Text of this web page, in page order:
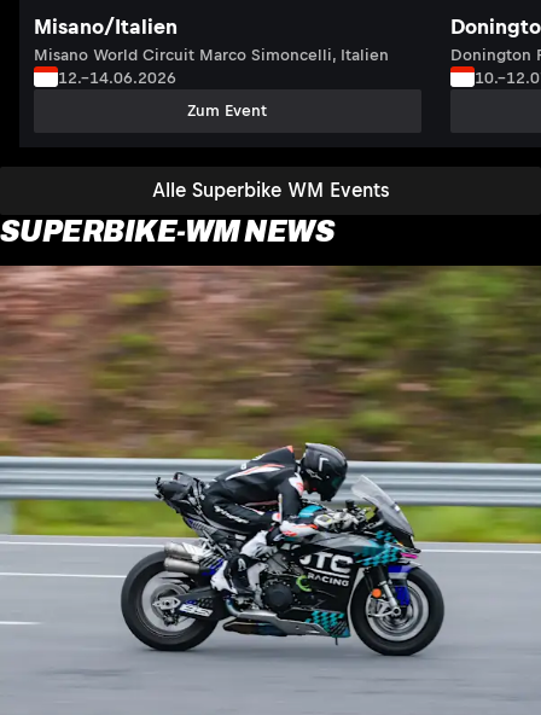
Alle Superbike WM Events
Misano/Italien
Misano World Circuit Marco Simoncelli, Italien
12.–14.06.2026
Zum Event
Donington
SUPERBIKE-WM NEWS